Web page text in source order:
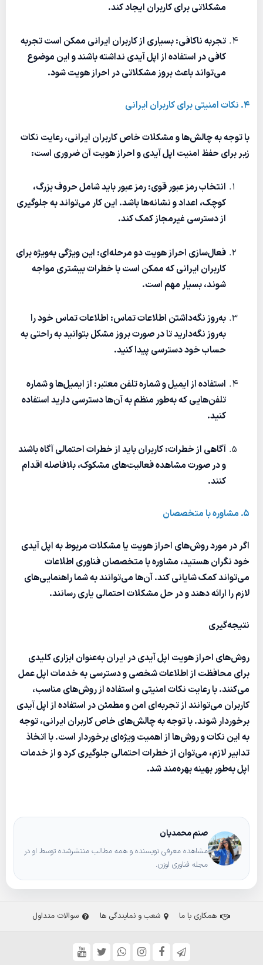
مشکلاتی برای کاربران ایجاد کند.
تجربه ناکافی: بسیاری از کاربران ایرانی ممکن است تجربه
کافی در استفاده از اپل آیدی نداشته باشند و این موضوع
می‌تواند باعث بروز مشکلاتی در احراز هویت شود.
۴. نکات امنیتی برای کاربران ایرانی
با توجه به چالش‌ها و مشکلات خاص کاربران ایرانی، رعایت نکات
زیر برای حفظ امنیت اپل آیدی و احراز هویت آن ضروری است:
انتخاب رمز عبور قوی: رمز عبور باید شامل حروف بزرگ،
کوچک، اعداد و نشانه‌ها باشد. این کار می‌تواند به جلوگیری
از دسترسی غیرمجاز کمک کند.
فعال‌سازی احراز هویت دو مرحله‌ای: این ویژگی به‌ویژه برای
کاربران ایرانی که ممکن است با خطرات بیشتری مواجه
شوند، بسیار مهم است.
به‌روز نگه‌داشتن اطلاعات تماس: اطلاعات تماس خود را
به‌روز نگه‌دارید تا در صورت بروز مشکل بتوانید به راحتی به
حساب خود دسترسی پیدا کنید.
استفاده از ایمیل و شماره تلفن معتبر: از ایمیل‌ها و شماره
تلفن‌هایی که به‌طور منظم به آن‌ها دسترسی دارید استفاده
کنید.
آگاهی از خطرات: کاربران باید از خطرات احتمالی آگاه باشند
و در صورت مشاهده فعالیت‌های مشکوک، بلافاصله اقدام
کنند.
۵. مشاوره با متخصصان
اگر در مورد روش‌های احراز هویت یا مشکلات مربوط به اپل آیدی
خود نگران هستید، مشاوره با متخصصان فناوری اطلاعات
می‌تواند کمک شایانی کند. آن‌ها می‌توانند به شما راهنمایی‌های
لازم را ارائه دهند و در حل مشکلات احتمالی یاری رسانند.
نتیجه‌گیری
روش‌های احراز هویت اپل آیدی در ایران به‌عنوان ابزاری کلیدی
برای محافظت از اطلاعات شخصی و دسترسی به خدمات اپل عمل
می‌کنند. با رعایت نکات امنیتی و استفاده از روش‌های مناسب،
کاربران می‌توانند از تجربه‌ای امن و مطمئن در استفاده از اپل آیدی
برخوردار شوند. با توجه به چالش‌های خاص کاربران ایرانی، توجه
به این نکات و روش‌ها از اهمیت ویژه‌ای برخوردار است. با اتخاذ
تدابیر لازم، می‌توان از خطرات احتمالی جلوگیری کرد و از خدمات
اپل به‌طور بهینه بهره‌مند شد.
صنم محمدیان
مشاهده معرفی نویسنده و همه مطالب منتشرشده توسط او در
مجله فناوری اوزن.
همکاری با ما شعب و نمایندگی ها سوالات متداول